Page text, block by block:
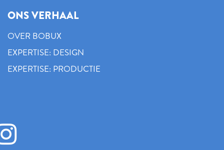
ONS VERHAAL
OVER BOBUX
EXPERTISE: DESIGN
EXPERTISE: PRODUCTIE